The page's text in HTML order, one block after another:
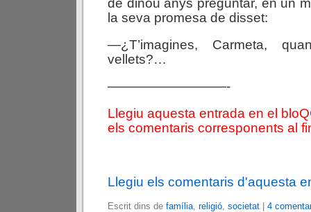
de dinou anys preguntar, en un
la seva promesa de disset:
—¿T’imagines, Carmeta,
vellets?…
—————————-
Llegiu aquesta entrada en el
els comentaris corresponents al
Llegiu els comentaris d'aquesta
Escrit dins de família, religió, societat 4